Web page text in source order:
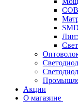
Акции
О магазине